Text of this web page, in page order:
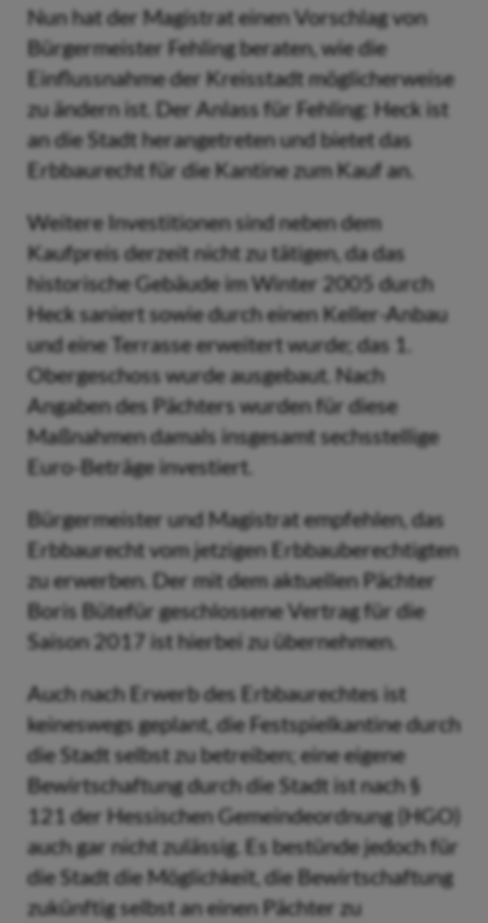
Nun hat der Magistrat einen Vorschlag von
Bürgermeister Fehling beraten, wie die
Einflussnahme der Kreisstadt möglicherweise
zu ändern ist. Der Anlass für Fehling: Heck ist
an die Stadt herangetreten und bietet das
Erbbaurecht für die Kantine zum Kauf an.
Weitere Investitionen sind neben dem
Kaufpreis derzeit nicht zu tätigen, da das
historische Gebäude im Winter 2005 durch
Heck saniert sowie durch einen Keller-Anbau
und eine Terrasse erweitert wurde; das 1.
Obergeschoss wurde ausgebaut. Nach
Angaben des Pächters wurden für diese
Maßnahmen damals insgesamt sechsstellige
Euro-Beträge investiert.
Bürgermeister und Magistrat empfehlen, das
Erbbaurecht vom jetzigen Erbbauberechtigten
zu erwerben. Der mit dem aktuellen Pächter
Boris Bütefür geschlossene Vertrag für die
Saison 2017 ist hierbei zu übernehmen.
Auch nach Erwerb des Erbbaurechtes ist
keineswegs geplant, die Festspielkantine durch
die Stadt selbst zu betreiben; eine eigene
Bewirtschaftung durch die Stadt ist nach §
121 der Hessischen Gemeindeordnung (HGO)
auch gar nicht zulässig. Es bestünde jedoch für
die Stadt die Möglichkeit, die Bewirtschaftung
zukünftig selbst an einen Pächter zu